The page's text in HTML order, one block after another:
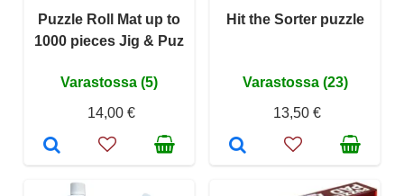
Puzzle Roll Mat up to
1000 pieces Jig & Puz
Varastossa (5)
14,00 €
Hit the Sorter puzzle
Varastossa (23)
13,50 €